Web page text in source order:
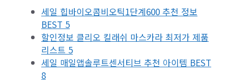
세일 힙바이오콤비오틱1단계600 추천 정보
BEST 5
할인정보 클리오 킬래쉬 마스카라 최저가 제품
리스트 5
세일 매일앱솔루트센서티브 추천 아이템 BEST
8